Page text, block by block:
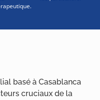
basé à Casablanca
cruciaux de la